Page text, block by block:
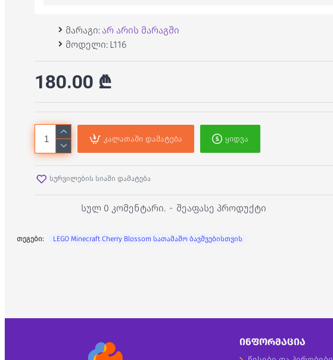
მარაგი: არ არის მარაგში
მოდელი: L116
სულ 0 კომენტარი. - შეაფასე პროდუქტი
180.00 ₾
კალათაში დამატება ყიდვა
სურვილების სიაში დამატება
თეგები: LEGO Minecraft Cherry Blossom სათამაშო ბავშვებისთვის
ᲘᲜᲤᲝᲠᲛᲐᲪᲘᲐ